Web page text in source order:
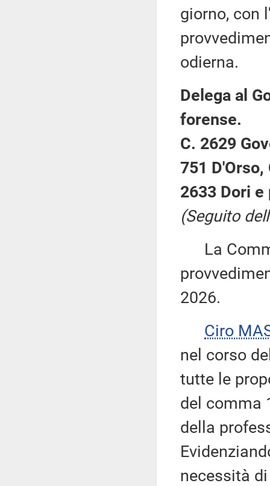
giorno, con
odierna.
Delega al
forense.
C. 2629
751
2633 Dori
(Seguito
La
2026.
Ciro
nel corso
tutte le
del comma
della
necessità